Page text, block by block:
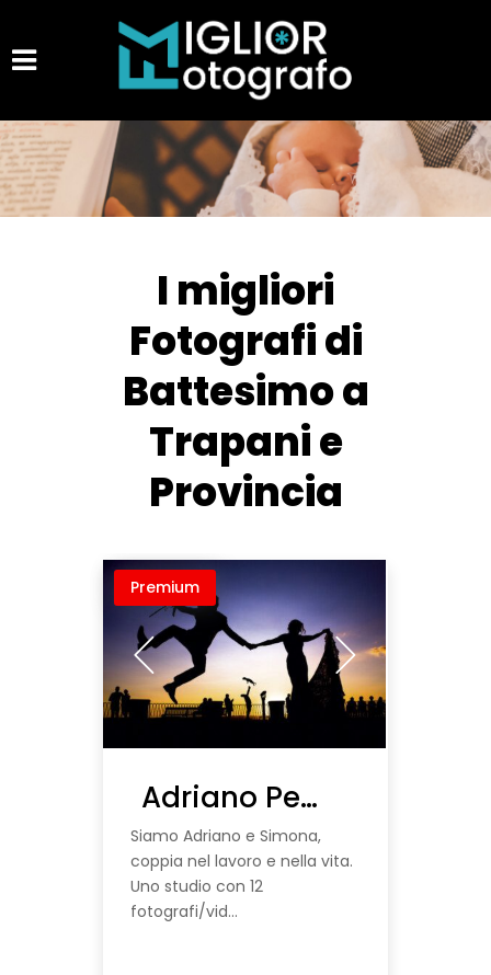
I migliori
Fotografi di
Battesimo a
Trapani e
Provincia
Adriano Perelli & Simona Cancelli
Premium
Siamo Adriano e Simona,
coppia nel lavoro e nella vita.
Uno studio con 12
fotografi/vid...